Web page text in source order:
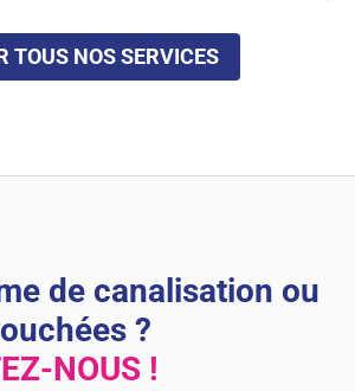
TOUS NOS SERVICES
de canalisation ou
?
NOUS !